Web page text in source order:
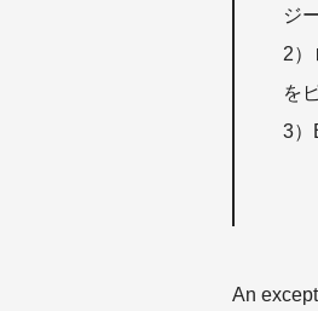
ジ
2）
を
3）
An